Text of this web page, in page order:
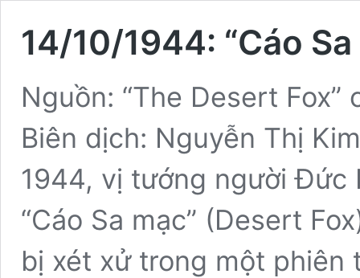
14/10/1944: “Cáo
Nguồn: “The Desert
Biên dịch: Nguyễn Thị
1944, vị tướng người Đức
“Cáo Sa mạc” (Desert
bị xét xử trong một phiên